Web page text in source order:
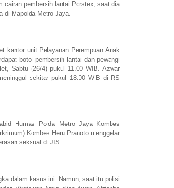
cairan pembersih lantai Porstex, saat dia
di Mapolda Metro Jaya.
kantor unit Pelayanan Perempuan Anak
botol pembersih lantai dan pewangi
Sabtu (26/4) pukul 11.00 WIB. Azwar
sekitar pukul 18.00 WIB di RS
Humas Polda Metro Jaya Kombes
Kombes Heru Pranoto menggelar
seksual di JIS.
dalam kasus ini. Namun, saat itu polisi